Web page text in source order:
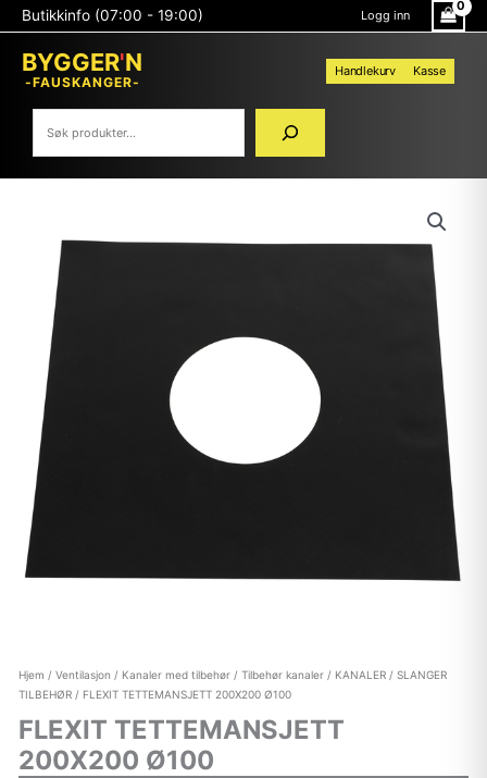
Hopp
rett
innholdet
Butikkinfo (07:00 - 19:00) Logg inn
BYGGER'N
-FAUSKANGER-
Handlekurv Kasse
Søk
Hjem / Ventilasjon / Kanaler med tilbehør/ Tilbehør kanaler/ KANALER / SLANGER
TILBEHØR/ FLEXIT TETTEMANSJETT 200X200 Ø100
FLEXIT TETTEMANSJETT
200X200 Ø100